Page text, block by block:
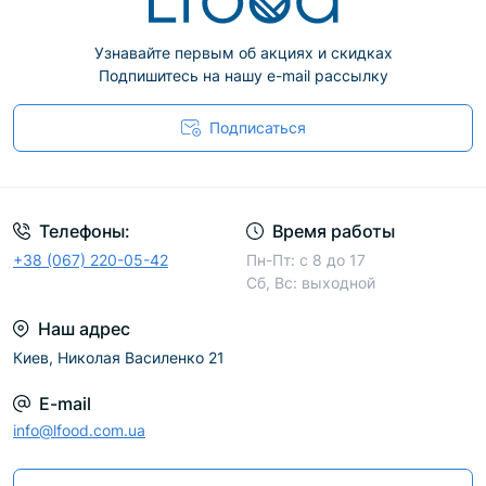
пищевая промышленность, сельское хозяйство,
промышленные цеха, автомойки,
автомастерские, строительство. Они оберегают
шланги от повреждений, а также гарантируют
безопасное использование согласно
международным стандартам и нормам.
что катушки можно использовать не только на
стационарном рабочем месте, но и при
необходимости монтировать на переездную
Намоточные барабаны отличаются между собой
по назначению, ведь бывают для:
Узнавайте первым об акциях и скидках
Подпишитесь на нашу e-mail рассылку
Подписаться
Телефоны:
+38 (067) 220-05-42
Время работы
Пн-Пт: с 8 до 17
Сб, Вс: выходной
Наш адрес
Киев, Николая Василенко 21
E-mail
info@lfood.com.ua